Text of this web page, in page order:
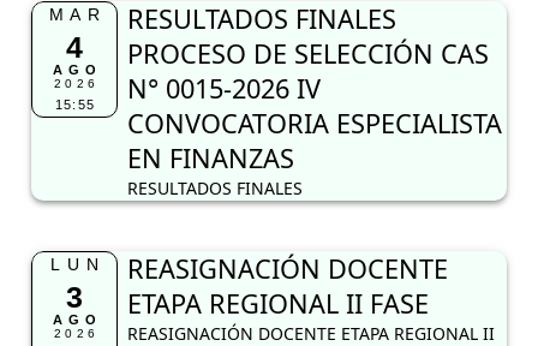
MAR
4
AGO
2026
15:55
RESULTADOS FINALES
PROCESO DE SELECCIÓN CAS
N° 0015-2026 IV
CONVOCATORIA ESPECIALISTA
EN FINANZAS
RESULTADOS FINALES
LUN
3
AGO
2026
REASIGNACIÓN DOCENTE
ETAPA REGIONAL II FASE
REASIGNACIÓN DOCENTE ETAPA REGIONAL II